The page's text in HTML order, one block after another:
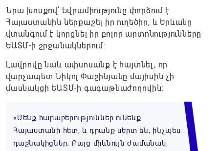
Նրա խոսքով՝ Եվրամիությունը փորձում է
Հայաստանին ներքաշել իր ուղեծիր, և Երևանը
վտանգում է կորցնել իր բոլոր արտոնությունները
ԵԱՏՄ-ի շրջանակներում։
Լավրովը նաև ափսոսանք է հայտնել, որ
վարչապետ Նիկոլ Փաշինյանը մայիսին չի
մասնակցի ԵԱՏՄ-ի գագաթնաժողովին։
«Մենք հարաբերություններ ունենք
Հայաստանի հետ, և դրանք սերտ են, ինչպես
դաշնակիցներ։ Բայց միևնույն ժամանակ